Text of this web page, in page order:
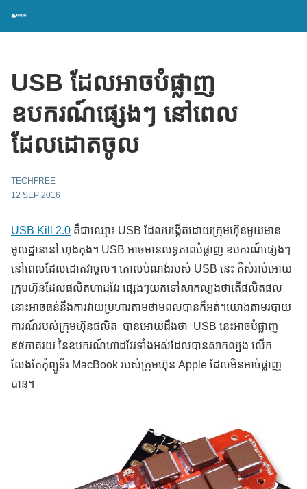
USB ដែលអាចបំផ្លាញ
ឧបករណ៍ផ្សេងៗ នៅពេល
ដែលដោតចូល
TECHFREE
12 SEP 2016
USB Kill 2.0 គឺជាឈ្មោះ USB ដែលបង្កើតដោយក្រុមហ៊ុនមួយមាន
មូលដ្ឋាននៅ ហុងកុង។ USB អាចមានលទ្ធភាពបំផ្លាញ ឧបករណ៍ផ្សេងៗ
នៅពេលដែលដោតវាចូល។ គោលបំណង់របស់ USB នេះ គឺសំរាប់អោយ
ក្រុមហ៊ុនដែលផលិតហាដវែរ ផ្សេងៗយកទៅសាកល្បងថាតើផលិតផល
នោះអាចធន់នឹងការវាយប្រហារតាមថាមពលបានក៏អត់។យោងតាមរបាយ
ការណ៍របស់ក្រុមហ៊ុនផលិត បានអោយដឹងថា USB នេះអាចបំផ្លាញ
៩៥ភាគរយ នៃឧបករណ៍ហាដវែរទាំងអស់ដែលបានសាកល្បង លើក
លែងតែកុំព្យូទ័រ MacBook របស់ក្រុមហ៊ុន Apple ដែលមិនអាចំផ្លាញ
បាន។